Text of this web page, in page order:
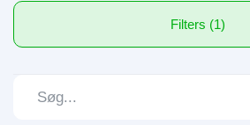
Filters (1)